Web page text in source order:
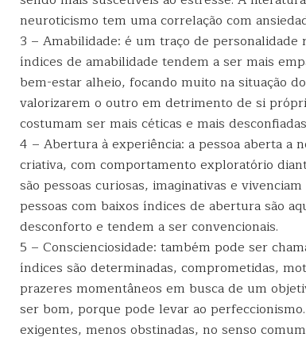
neuroticismo tem uma correlação com
3 – Amabilidade: é um traço de personalidade
índices de amabilidade tendem a ser mais
bem-estar alheio, focando muito na situação
valorizarem o outro em detrimento de si
costumam ser mais céticas e mais
4 – Abertura à experiência: a pessoa aberta a
criativa, com comportamento exploratório
são pessoas curiosas, imaginativas e
pessoas com baixos índices de abertura são
desconforto e tendem a ser convencionais.
5 – Conscienciosidade: também pode ser
índices são determinadas, comprometidas,
prazeres momentâneos em busca de um
ser bom, porque pode levar ao
exigentes, menos obstinadas, no senso